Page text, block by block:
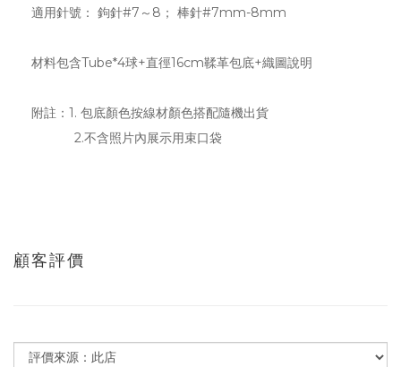
適用針號： 鉤針#7～8； 棒針#7mm-8mm
材料包含Tube*4球+直徑16cm鞣革包底+織圖說明
附註：1. 包底顏色按線材顏色搭配隨機出貨
2.不含照片內展示用束口袋
顧客評價